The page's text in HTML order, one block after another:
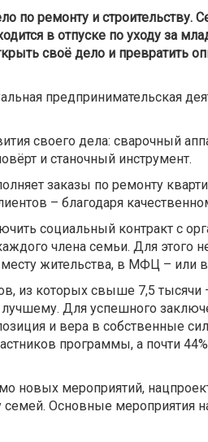
по ремонту и строительству.
в отпуске по уходу за
своё дело и превратить
предпринимательская
своего дела: сварочный
и станочный инструмент.
заказы по ремонту
– благодаря
социальный контракт с
члена семьи. Для этого
жительства, в МФЦ – или
из которых свыше 7,5
Для успешного
и вера в собственные
программы, а почти
новых мероприятий,
Основные мероприятия